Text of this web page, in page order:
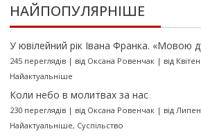
НАЙПОПУЛЯРНІШЕ
У ювілейний рік Івана Франка. «Мовою
245 переглядів| від Оксана Ровенчак| від
Найактуальніше
Коли небо в молитвах за нас
230 переглядів| від Оксана Ровенчак| від
Найактуальніше, Суспільство